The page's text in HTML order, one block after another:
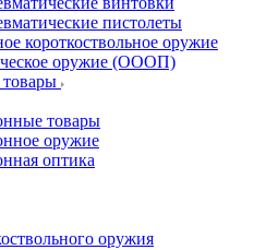
пистолеты
короткоствольное оружие
оружие (ОООП)
товары
оружие
оптика
оружия